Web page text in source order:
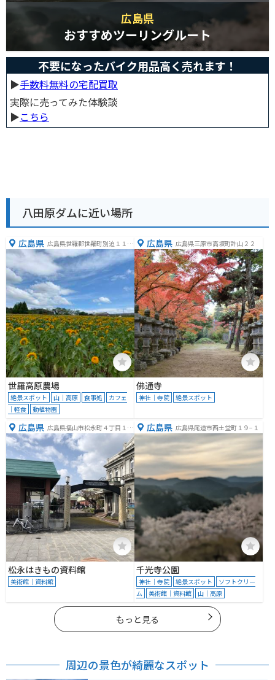
広島県
おすすめツーリングルート
不要になったバイク用品高く売れます！
▶︎手数料無料の宅配買取
実際に売ってみた体験談
▶︎こちら
八田原ダムに近い場所
広島県 広島県世羅郡世羅町別迫１１２
４−１１
世羅高原農場
絶景スポット 山｜高原 食事処
カフェ
｜軽食
動植物園
広島県 広島県三原市高坂町許山２２
佛通寺
神社｜寺院 絶景スポット
広島県 広島県福山市松永町４丁目１６
−２７
松永はきもの資料館
美術館｜資料館
広島県 広島県尾道市西土堂町１９−１
千光寺公園
神社｜寺院 絶景スポット
ソフトクリー
ム
美術館｜資料館 山｜高原
もっと見る
周辺の景色が綺麗なスポット